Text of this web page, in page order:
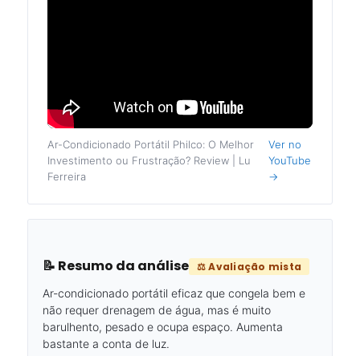
Ar-Condicionado Portátil Philco: O Melhor
Investimento ou Frustração? Review | Lu
Ferreira
Ver no
YouTube
→
📝 Resumo da análise ⚖️ Avaliação mista
Ar-condicionado portátil eficaz que congela bem e
não requer drenagem de água, mas é muito
barulhento, pesado e ocupa espaço. Aumenta
bastante a conta de luz.